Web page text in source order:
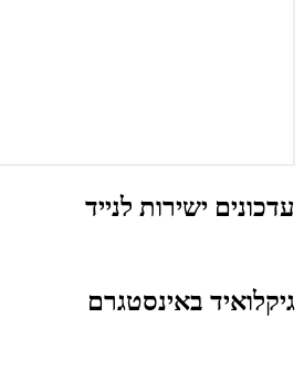
עדכונים ישירות לנייד
גיקלואיד באינסטגרם